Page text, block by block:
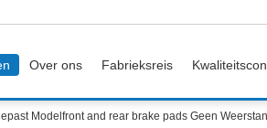
Over ons Fabrieksreis
Modelfront and rear brake pads Geen